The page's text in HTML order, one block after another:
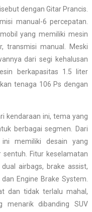
dengan Gitar Prancis.
manual-6 percepatan.
yang memiliki mesin
transmisi manual. Meski
dari segi kehalusan
berkapasitas 1.5 liter
tenaga 106 Ps dengan
kendaraan ini, tema yang
berbagai segmen. Dari
memiliki desain yang
Fitur keselamatan
airbags, brake assist,
Engine Brake System.
dan tidak terlalu mahal,
menarik dibanding SUV